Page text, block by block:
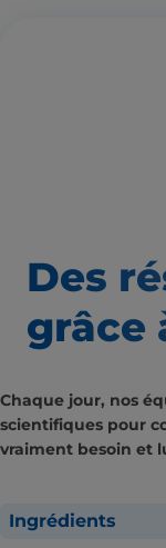
Des
grâce
Chaque jour, nos
scientifiques pour
vraiment besoin et
Ingrédients